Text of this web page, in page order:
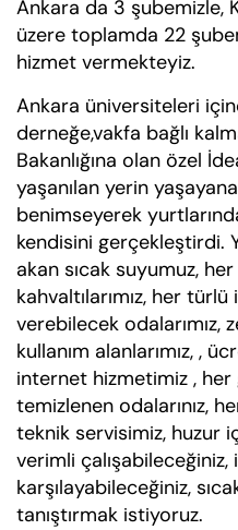
Ankara da 3 şubemizle,
üzere toplamda 22
hizmet vermekteyiz.
Ankara üniversiteleri
derneğe,vakfa bağlı
Bakanlığına olan özel
yaşanılan yerin
benimseyerek
kendisini gerçekleştirdi.
akan sıcak suyumuz,
kahvaltılarımız, her
verebilecek odalarımız,
kullanım alanlarımız, ,
internet hizmetimiz ,
temizlenen odalarınız,
teknik servisimiz, huzur
verimli çalışabileceğiniz,
karşılayabileceğiniz,
tanıştırmak istiyoruz.